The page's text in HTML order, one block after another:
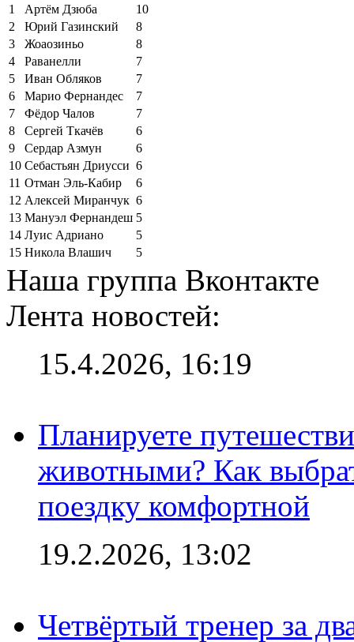
1
Артём Дзюба
10
2
Юрий Газинский
8
3
Жоаозиньо
8
4
Раванелли
7
5
Иван Обляков
7
6
Марио Фернандес
7
7
Фёдор Чалов
7
8
Сергей Ткачёв
6
9
Сердар Азмун
6
10 Себастьян Дриусси 6
11 Отман Эль-Кабир
6
12 Алексей Миранчук 6
13 Мануэл Фернандеш 5
14 Луис Адриано
5
15 Никола Влашич 5
Наша группа Вконтакте
Лента новостей:
15.4.2026, 16:19
Планируете
животными? Как
поездку комфортной
19.2.2026, 13:02
Четвёртый тренер за